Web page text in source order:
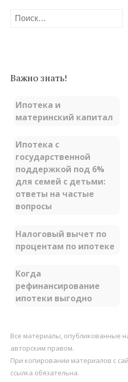
Найти:
Важно знать!
Ипотека и
материнский капитал
Ипотека с
государственной
поддержкой под 6%
для семей с детьми:
ответы на частые
вопросы
Налоговый вычет по
процентам по ипотеке
Когда
рефинансирование
ипотеки выгодно
Все материалы, опубликованные
авторским правом.
При копировании материалов с
ссылка обязательна.